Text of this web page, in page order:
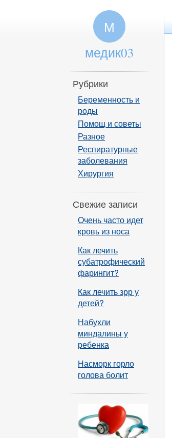
М
медик03
Рубрики
Беременность и
роды
Помощ и советы
Разное
Респиратурные
заболевания
Хирургия
Свежие записи
Очень часто идет
кровь из носа
Как лечить
субатрофический
фарингит?
Как лечить зрр у
детей?
Набухли
миндалины у
ребенка
Насморк горло
голова болит